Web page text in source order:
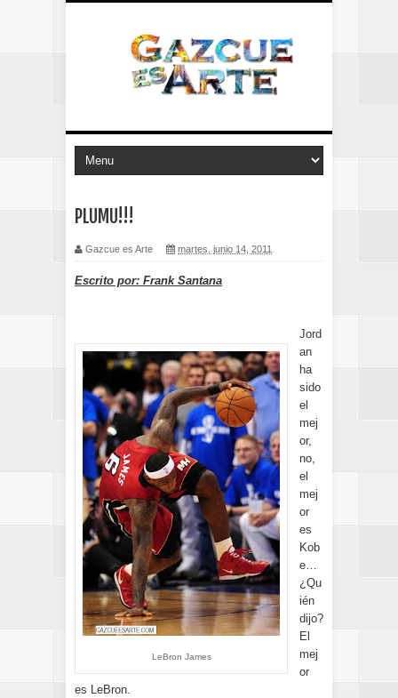
PLUMU!!!
Gazcue es Arte martes, junio 14, 2011
Escrito por: Frank Santana
LeBron James
Jord
an
ha
sido
el
mej
or,
no,
el
mej
or
es
Kob
e…
¿Qu
ién
dijo?
El
mej
or
es LeBron.